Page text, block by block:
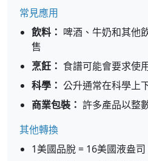
常見應用
飲料： 啤酒、牛奶和其他
售
烹飪： 食譜可能會要求使
科學： 公升通常在科學上
商業包裝： 許多產品以整
其他轉換
1美國品脫 = 16美國液盎